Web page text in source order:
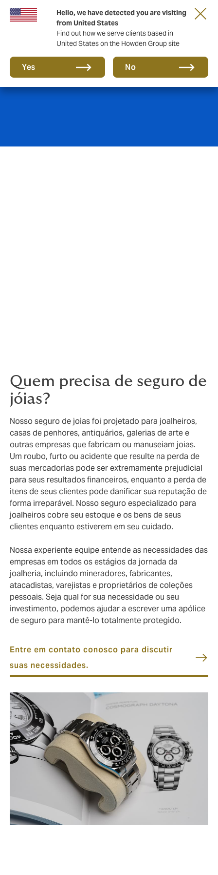
Hello, we have detected you are visiting
from United States
Find out how we serve clients based in
United States on the Howden Group site
Yes No
Seguro de joias
Quem precisa de seguro de
jóias?
Nosso seguro de joias foi projetado para joalheiros,
casas de penhores, antiquários, galerias de arte e
outras empresas que fabricam ou manuseiam joias.
Um roubo, furto ou acidente que resulte na perda de
suas mercadorias pode ser extremamente prejudicial
para seus resultados financeiros, enquanto a perda de
itens de seus clientes pode danificar sua reputação de
forma irreparável. Nosso seguro especializado para
joalheiros cobre seu estoque e os bens de seus
clientes enquanto estiverem em seu cuidado.
Nossa experiente equipe entende as necessidades das
empresas em todos os estágios da jornada da
joalheria, incluindo mineradores, fabricantes,
atacadistas, varejistas e proprietários de coleções
pessoais. Seja qual for sua necessidade ou seu
investimento, podemos ajudar a escrever uma apólice
de seguro para mantê-lo totalmente protegido.
Entre em contato conosco para discutir
suas necessidades.